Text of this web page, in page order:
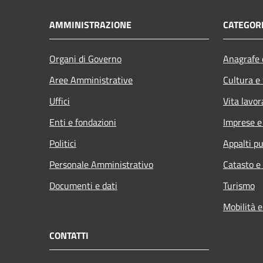
AMMINISTRAZIONE
Organi di Governo
Aree Amministrative
Uffici
Enti e fondazioni
Politici
Personale Amministrativo
Documenti e dati
Cultura
Vita
Imprese
Appalti
Catasto
Turismo
Mobilità
CONTATTI